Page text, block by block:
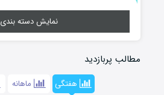
نمایش دسته بندی
مطالب پربازدید
هفتگی ماهانه